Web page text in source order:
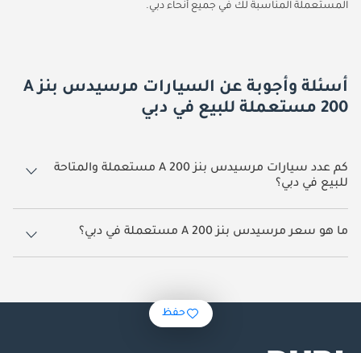
المستعملة المناسبة لك في جميع أنحاء دبي.
أسئلة وأجوبة عن السيارات مرسيدس بنز A
200 مستعملة للبيع في دبي
كم عدد سيارات مرسيدس بنز A 200 مستعملة والمتاحة
للبيع في دبي؟
27 سيارة مرسيدس بنز A 200 مستعملة متوفرة للبيع في دبي.
ما هو سعر مرسيدس بنز A 200 مستعملة في دبي؟
يبدأ سعر سيارة مرسيدس بنز A 200 مستعملة في دبي 77,999.
حفظ